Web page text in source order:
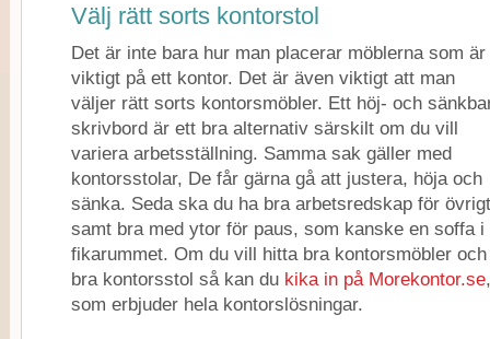
Välj rätt sorts kontorstol
Det är inte bara hur man placerar möblerna som är
viktigt på ett kontor. Det är även viktigt att man
väljer rätt sorts kontorsmöbler. Ett höj- och
skrivbord är ett bra alternativ särskilt om du vill
variera arbetsställning. Samma sak gäller med
kontorsstolar, De får gärna gå att justera, höja och
sänka. Seda ska du ha bra arbetsredskap för övrigt
samt bra med ytor för paus, som kanske en soffa i
fikarummet. Om du vill hitta bra kontorsmöbler och
bra kontorsstol så kan du kika in på Morekontor.se,
som erbjuder hela kontorslösningar.